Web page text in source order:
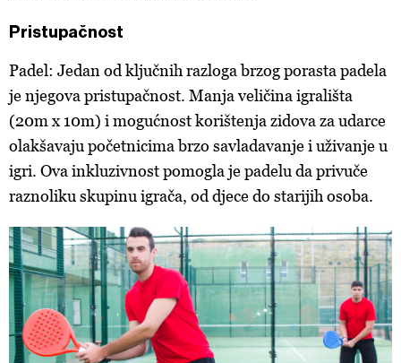
Pristupačnost
Padel: Jedan od ključnih razloga brzog porasta padela
je njegova pristupačnost. Manja veličina igrališta
(20m x 10m) i mogućnost korištenja zidova za udarce
olakšavaju početnicima brzo savladavanje i uživanje u
igri. Ova inkluzivnost pomogla je padelu da privuče
raznoliku skupinu igrača, od djece do starijih osoba.